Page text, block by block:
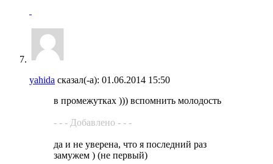
yahida сказал(-а): 01.06.2014 15:50
в промежутках ))) вспомнить молодость
- - - Добавлено - - -
да и не уверена, что я последний раз
замужем ) (не первый)